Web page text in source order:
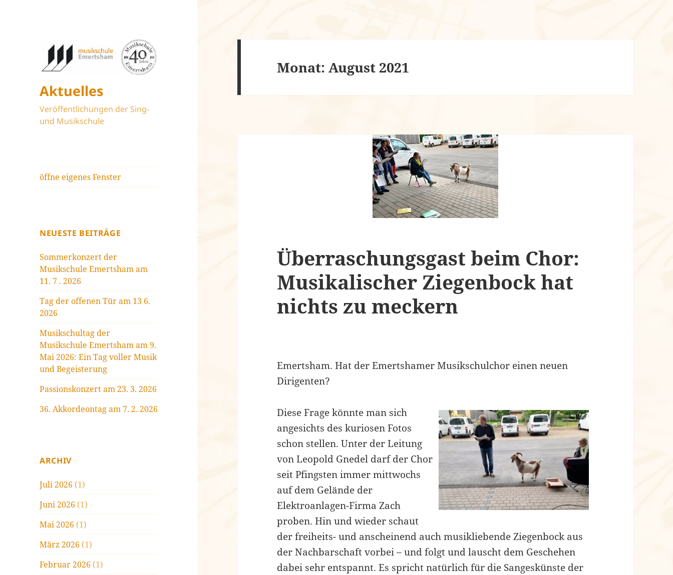
Aktuelles
Veröffentlichungen der Sing-
und Musikschule
öffne eigenes Fenster
NEUESTE BEITRÄGE
Sommerkonzert der
Musikschule Emertsham am
11. 7 . 2026
Tag der offenen Tür am 13 6.
2026
Musikschultag der
Musikschule Emertsham am 9.
Mai 2026: Ein Tag voller Musik
und Begeisterung
Passionskonzert am 23. 3. 2026
36. Akkordeontag am 7. 2. 2026
ARCHIV
Juli 2026 (1)
Juni 2026 (1)
Mai 2026 (1)
März 2026 (1)
Februar 2026 (1)
Monat:August 2021
Überraschungsgast beim Chor:
Musikalischer Ziegenbock hat
nichts zu meckern
Emertsham. Hat der Emertshamer Musikschulchor einen neuen
Dirigenten?
Diese Frage könnte man sich
angesichts des kuriosen Fotos
schon stellen. Unter der Leitung
von Leopold Gnedel darf der Chor
seit Pfingsten immer mittwochs
auf dem Gelände der
Elektroanlagen-Firma Zach
proben. Hin und wieder schaut
der freiheits- und anscheinend auch musikliebende Ziegenbock aus
der Nachbarschaft vorbei – und folgt und lauscht dem Geschehen
dabei sehr entspannt. Es spricht natürlich für die Sangeskünste der